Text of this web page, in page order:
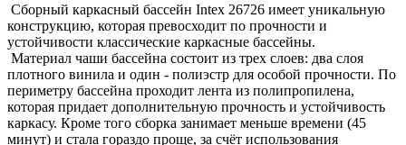
Сборный каркасный бассейн Intex 26726 имеет уникальную
конструкцию, которая превосходит по прочности и
устойчивости классические каркасные бассейны.
Материал чаши бассейна состоит из трех слоев: два слоя
плотного винила и один - полиэстр для особой прочности. По
периметру бассейна проходит лента из полипропилена,
которая придает дополнительную прочность и устойчивость
каркасу. Кроме того сборка занимает меньше времени (45
минут) и стала гораздо проще, за счёт использования